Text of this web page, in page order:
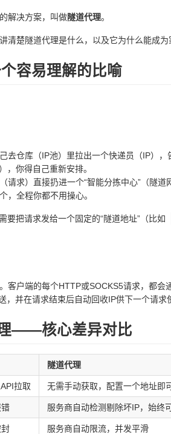
解决方案，叫做隧道代理。
楚隧道代理是什么，以及它为什么能成为
容易理解的比喻
去仓库（IP池）里拉出一个快递员（IP）
，你得自己重新安排。
请求）直接扔进一个“智能分拣中心”（隧
，全程你都不用操心。
要把请求发给一个固定的“隧道地址”（比如
客户端的每个HTTP或SOCKS5请求，都
并在请求结束后自动回收IP供下一个请求
——核心差异对比
隧道代理
拉取 无需手动获取，配置一个地址即
服务商自动检测剔除坏IP，始终
服务商自动限流，并发平滑